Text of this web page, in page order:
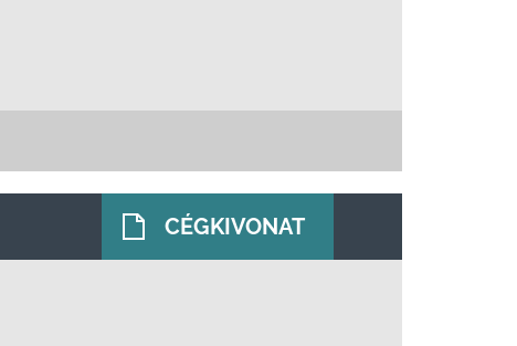
CÉGKIVONAT